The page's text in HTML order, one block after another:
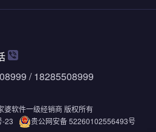
/ 18285508999
软件一级经销商 版权所有
-23 贵公网安备 52260102556493号